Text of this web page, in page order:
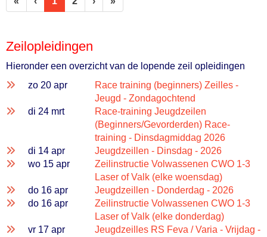
Zeilopleidingen
Hieronder een overzicht van de lopende zeil opleidingen
zo 20 apr
Race training (beginners) Zeilles -
Jeugd - Zondagochtend
di 24 mrt
Race-training Jeugdzeilen
(Beginners/Gevorderden) Race-
training - Dinsdagmiddag 2026
di 14 apr
Jeugdzeillen - Dinsdag - 2026
wo 15 apr
Zeilinstructie Volwassenen CWO 1-3
Laser of Valk (elke woensdag)
do 16 apr
Jeugdzeillen - Donderdag - 2026
do 16 apr
Zeilinstructie Volwassenen CWO 1-3
Laser of Valk (elke donderdag)
vr 17 apr
Jeugdzeilles RS Feva / Varia - Vrijdag -